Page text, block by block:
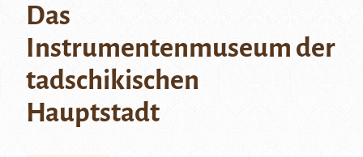
Das
Instrumentenmuseum der
tadschikischen
Hauptstadt